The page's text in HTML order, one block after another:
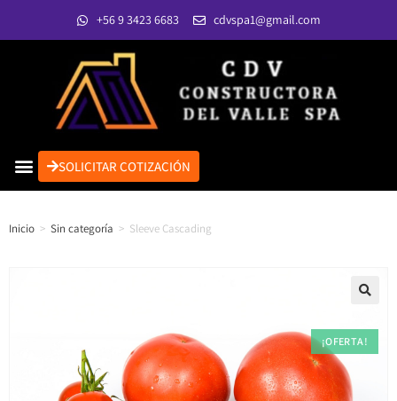
+56 9 3423 6683 cdvspa1@gmail.com
SOLICITAR COTIZACIÓN
Inicio > Sin categoría > Sleeve Cascading
¡OFERTA!